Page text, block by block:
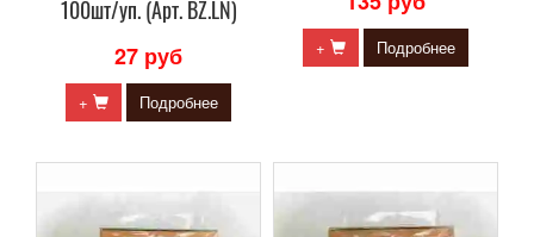
100шт/уп. (Арт. BZ.LN)
27 руб
+ Подробнее
+ Подробнее